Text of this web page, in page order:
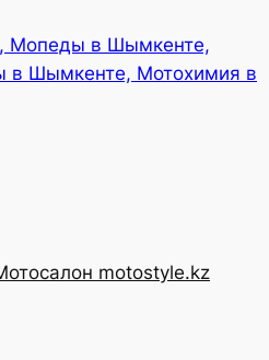
Мопеды в Шымкенте,
в Шымкенте, Мотохимия в
motostyle.kz